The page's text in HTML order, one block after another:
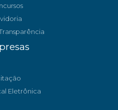
Eletrônica